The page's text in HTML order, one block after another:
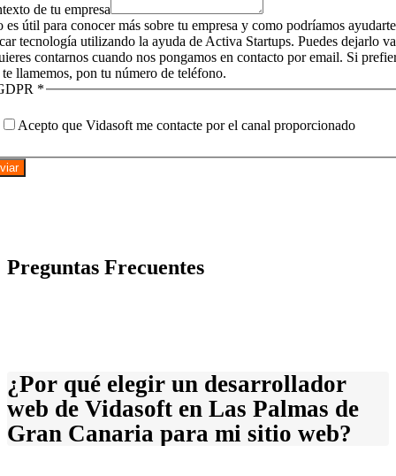
de tu empresa
es útil para conocer más sobre tu empresa y como podríamos
tecnología utilizando la ayuda de Activa Startups. Puedes dejarlo
contarnos cuando nos pongamos en contacto por email. Si
te llamemos, pon tu número de teléfono.
*
Acepto que Vidasoft me contacte por el canal proporcionado
Preguntas Frecuentes
¿Por qué elegir un desarrollador
web de Vidasoft en Las Palmas de
Gran Canaria para mi sitio web?